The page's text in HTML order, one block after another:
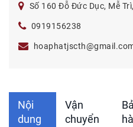
Số 160 Đỗ Đức Dục, Mễ
0919156238
Nội
dung
Vận
chuyển